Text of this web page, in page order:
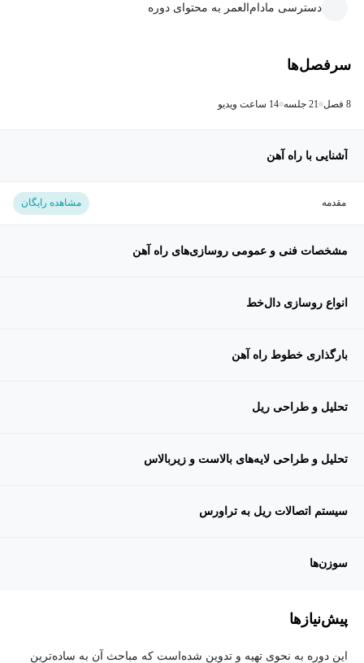
دسترسی مادام‌العمر به محتوای دوره
سرفصل‌ها
8 فصل 21 جلسه 14 ساعت ویدیو
آشنایی با راه آهن
مقدمه مشاهده رایگان
مشخصات فنی و عمومی روسازی‌های راه آهن
انواع روسازی دال‌خط
بارگذاری خطوط راه آهن
تحلیل و طراحی ریل
تحلیل و طراحی لایه‌های بالاست و زیربالاس
سیستم اتصالات ریل به تراورس
سوزن‌ها
پیش‌نیاز‌ها
این دوره به نحوی تهیه و تدوین شده‌است که مباحث آن به ساده‌ترین